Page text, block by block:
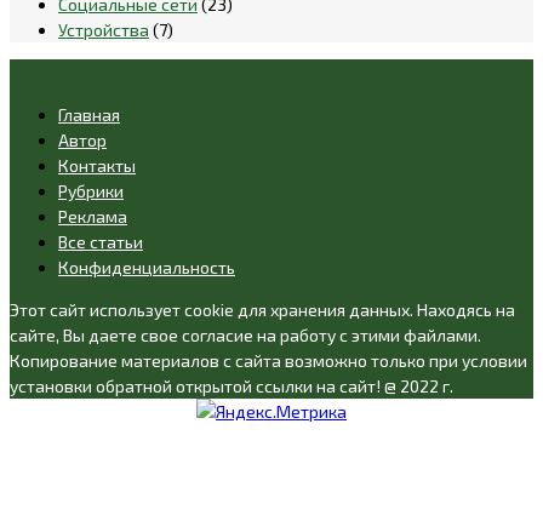
Социальные сети (23)
Устройства (7)
Главная
Автор
Контакты
Рубрики
Реклама
Все статьи
Конфиденциальность
Этот сайт использует cookie для хранения данных. Находясь на
сайте, Вы даете свое согласие на работу с этими файлами.
Копирование материалов с сайта возможно только при условии
установки обратной открытой ссылки на сайт! @ 2022 г.